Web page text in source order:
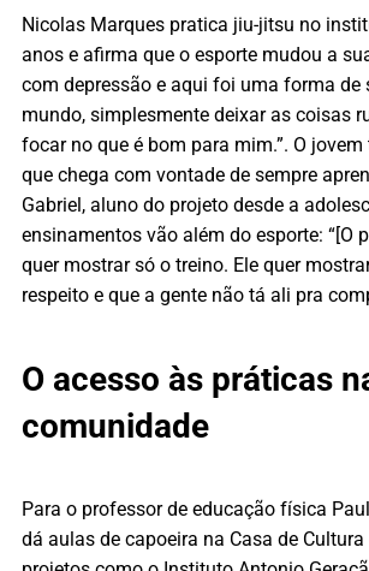
Nicolas Marques pratica jiu-jitsu no
anos e afirma que o esporte mudou a
com depressão e aqui foi uma forma de
mundo, simplesmente deixar as coisas
focar no que é bom para mim.”. O
que chega com vontade de sempre
Gabriel, aluno do projeto desde a
ensinamentos vão além do esporte: “[O
quer mostrar só o treino. Ele quer
respeito e que a gente não tá ali pra
O acesso às práticas
comunidade
Para o professor de educação física
dá aulas de capoeira na Casa de